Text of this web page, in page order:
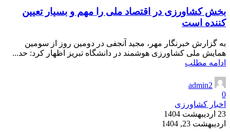
بخش کشاورزی در اقتصاد ملی را مهم و بسیار تعیین
کننده است
به گزارش خبرنگار مهر، مجید آنجفی در دومین روز از سومین
همایش ملی کشاورزی هوشمند در دانشگاه تبریز اظهار کرد: حد...
ادامه مطلب
admin2
0
اخبار کشاورزی
23 اردیبهشت 1404
اردیبهشت 23, 1404